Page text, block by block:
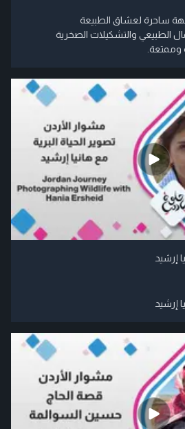
ساحرة لعشاق الطبيعة
الطبيعي والتشكيلات الصخرية
وممتعة.
إرشيد
إرشيد